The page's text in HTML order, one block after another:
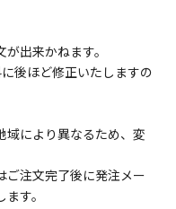
出来かねます。
後ほど修正いたしますの
により異なるため、変
ご注文完了後に発注メー
す。